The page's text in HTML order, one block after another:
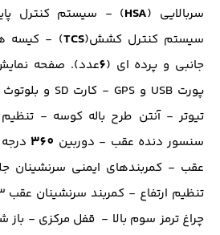
سربالايي (HSA) - سيستم كنترل
سيستم كنترل كشش(TCS) - کیسه
جانبي و پرده اي (6عدد). صفحه
تيوتر - آنتن طرح باله كوسه -
سنسور دنده عقب - دوربين 360
چراغ ترمز سوم بالا - قفل مركزي -